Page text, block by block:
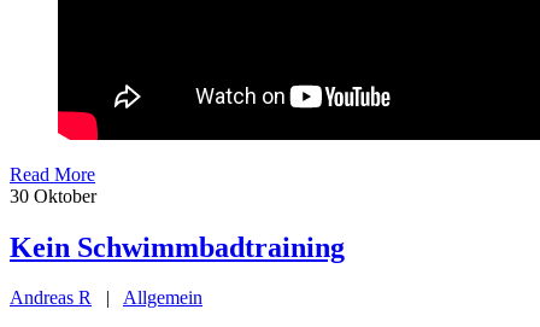
Read More
30 Oktober
Kein Schwimmbadtraining
Andreas R | Allgemein